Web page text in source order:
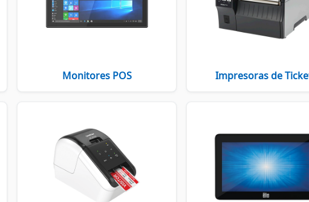
Monitores POS Impresoras de